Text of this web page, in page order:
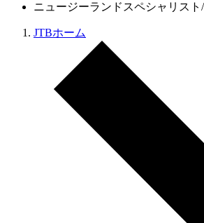
ニュージーランドスペシャリスト
JTBホーム